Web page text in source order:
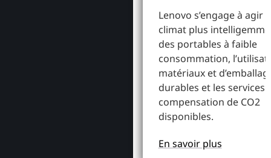
Lenovo s’engage à agir
climat plus
des portables à faible
consommation,
matériaux et
durables et les services
compensation de CO2
disponibles.
En savoir plus